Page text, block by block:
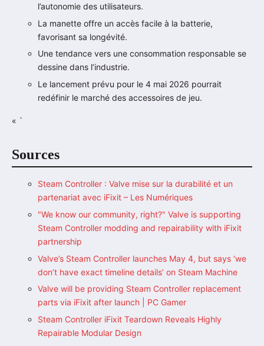
l’autonomie des utilisateurs.
La manette offre un accès facile à la batterie,
favorisant sa longévité.
Une tendance vers une consommation responsable se
dessine dans l’industrie.
Le lancement prévu pour le 4 mai 2026 pourrait
redéfinir le marché des accessoires de jeu.
« `
Sources
Steam Controller : Valve mise sur la durabilité et un
partenariat avec iFixit – Les Numériques
"We know our community, right?" Valve is supporting
Steam Controller modding and repairability with iFixit
partnership
Valve’s Steam Controller launches May 4, but says ‘we
don’t have exact timeline details’ on Steam Machine
Valve will be providing Steam Controller replacement
parts via iFixit after launch | PC Gamer
Steam Controller iFixit Teardown Reveals Highly
Repairable Modular Design